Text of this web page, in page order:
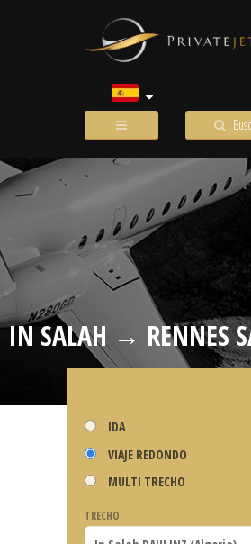
IN SALAH → RENNES
IDA
VIAJE REDONDO
MULTI TRECHO
TRECHO